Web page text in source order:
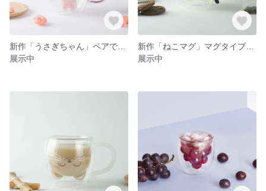
展示中
新作「ねこマグ」マグタイプ登場‼︎ホットドリンクOK
展示中